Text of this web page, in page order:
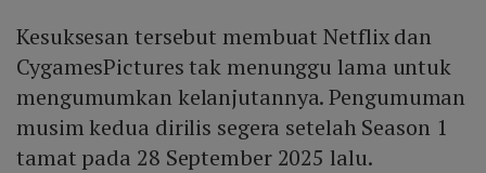
Kesuksesan tersebut membuat Netflix dan
CygamesPictures tak menunggu lama untuk
mengumumkan kelanjutannya. Pengumuman
musim kedua dirilis segera setelah Season 1
tamat pada 28 September 2025 lalu.